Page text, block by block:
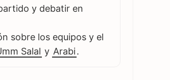
y debatir en
sobre los equipos y el
Salal y Arabi.